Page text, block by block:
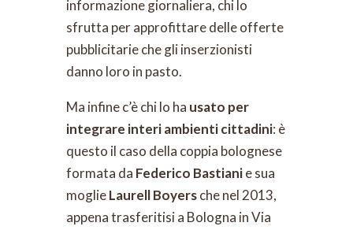
informazione giornaliera, chi lo
sfrutta per approfittare delle offerte
pubblicitarie che gli inserzionisti
danno loro in pasto.
Ma infine c’è chi lo ha usato per
integrare interi ambienti cittadini: è
questo il caso della coppia bolognese
formata da Federico Bastianie sua
moglieLaurell Boyersche nel 2013,
appena trasferitisi a Bologna in Via